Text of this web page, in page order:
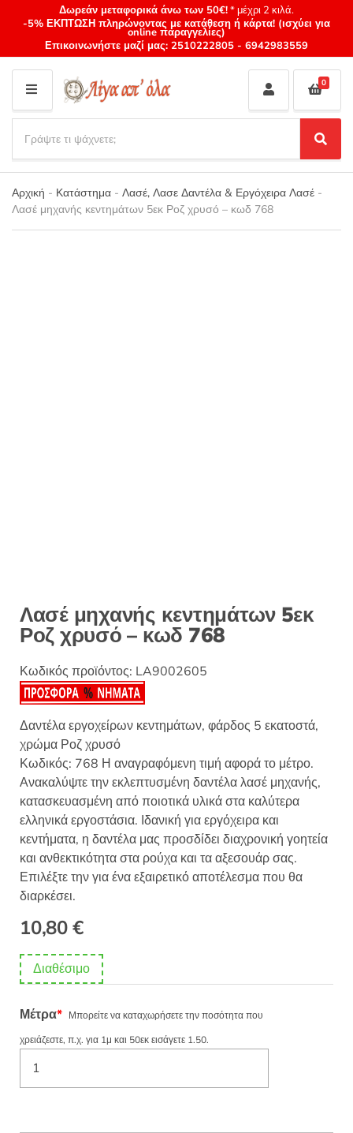
Δωρεάν μεταφορικά άνω των 50€!* μέχρι 2 κιλά.
-5% ΕΚΠΤΩΣΗ πληρώνοντας με κατάθεση ή κάρτα! (ισχύει για
online παραγγελίες)
Επικοινωνήστε μαζί μας: 2510222805 - 6942983559
M
E
N
U
Category
name
a
r
c
h
p
S
e
a
r
0
Αρχική - Κατάστημα - Λασέ, Λασε Δαντέλα & Εργόχειρα Λασέ -
Λασέ μηχανής κεντημάτων 5εκ Ροζ χρυσό – κωδ 768
Λασέ μηχανής κεντημάτων 5εκ
Ροζ χρυσό – κωδ 768
Κωδικός προϊόντος: LA9002605
Δαντέλα εργοχείρων κεντημάτων, φάρδος 5 εκατοστά,
χρώμα Ροζ χρυσό
Κωδικός: 768 Η αναγραφόμενη τιμή αφορά το μέτρο.
Ανακαλύψτε την εκλεπτυσμένη δαντέλα λασέ μηχανής,
κατασκευασμένη από ποιοτικά υλικά στα καλύτερα
ελληνικά εργοστάσια. Ιδανική για εργόχειρα και
κεντήματα, η δαντέλα μας προσδίδει διαχρονική γοητεία
και ανθεκτικότητα στα ρούχα και τα αξεσουάρ σας.
Επιλέξτε την για ένα εξαιρετικό αποτέλεσμα που θα
διαρκέσει.
10,80€
Διαθέσιμο
Μέτρα* Μπορείτε να καταχωρήσετε την ποσότητα που
χρειάζεστε, π.χ. για 1μ και 50εκ εισάγετε 1.50.